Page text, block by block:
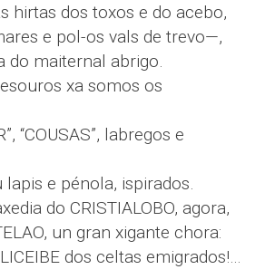
hirtas dos toxos e do acebo,
e pol-os vals de trevo—,
do maiternal abrigo.
xa somos os
“COUSAS”, labregos e
lapis e pénola, ispirados.
do CRISTIALOBO, agora,
un gran xigante chora:
dos celtas emigrados!…